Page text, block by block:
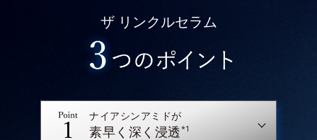
見しました。
オルビスは、細胞が修復箇所に素早く駆
けつける「遊走」から“スピード”に着
高めた新処方を採用。
ザ リンクルセラム
ナイアシンアミドが
素早く深く浸透*1